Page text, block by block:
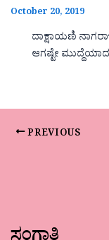
October 20, 2019
ದಾಕ್ಷಾಯಣಿ
ಆಗಷ್ಟೇ
PREVIOUS